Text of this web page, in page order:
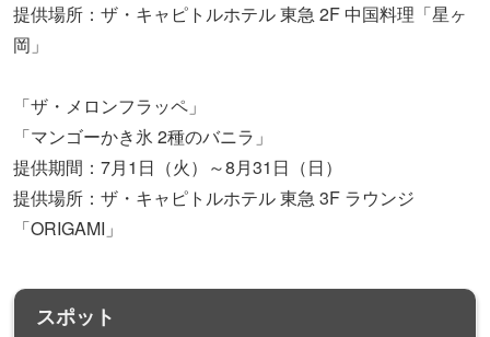
提供場所：ザ・キャピトルホテル 東急 2F 中国料理「星ヶ
岡」
「ザ・メロンフラッペ」
「マンゴーかき氷 2種のバニラ」
提供期間：7月1日（火）～8月31日（日）
提供場所：ザ・キャピトルホテル 東急 3F ラウンジ
「ORIGAMI」
スポット